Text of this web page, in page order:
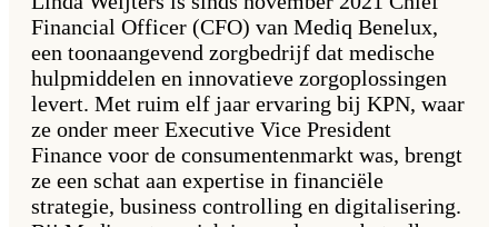
Financial Officer (CFO) van Mediq Benelux,
een toonaangevend zorgbedrijf dat medische
hulpmiddelen en innovatieve zorgoplossingen
levert. Met ruim elf jaar ervaring bij KPN, waar
ze onder meer Executive Vice President
Finance voor de consumentenmarkt was, brengt
ze een schat aan expertise in financiële
strategie, business controlling en digitalisering.